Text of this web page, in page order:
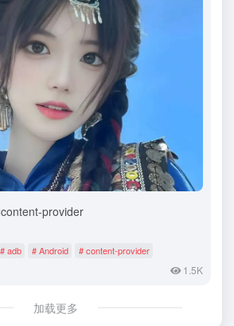
provider
# adb # Android # content-provider
1.5K
加载更多